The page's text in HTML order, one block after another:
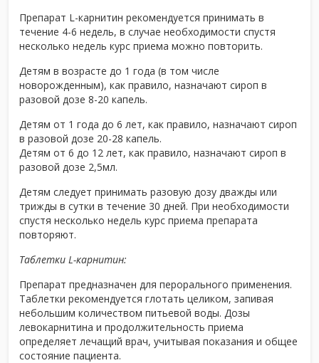
Препарат L-карнитин рекомендуется принимать в
течение 4-6 недель, в случае необходимости спустя
несколько недель курс приема можно повторить.
Детям в возрасте до 1 года (в том числе
новорожденным), как правило, назначают сироп в
разовой дозе 8-20 капель.
Детям от 1 года до 6 лет, как правило, назначают сироп
в разовой дозе 20-28 капель.
Детям от 6 до 12 лет, как правило, назначают сироп в
разовой дозе 2,5мл.
Детям следует принимать разовую дозу дважды или
трижды в сутки в течение 30 дней. При необходимости
спустя несколько недель курс приема препарата
повторяют.
Таблетки L-карнитин:
Препарат предназначен для перорального применения.
Таблетки рекомендуется глотать целиком, запивая
небольшим количеством питьевой воды. Дозы
левокарнитина и продолжительность приема
определяет лечащий врач, учитывая показания и общее
состояние пациента.